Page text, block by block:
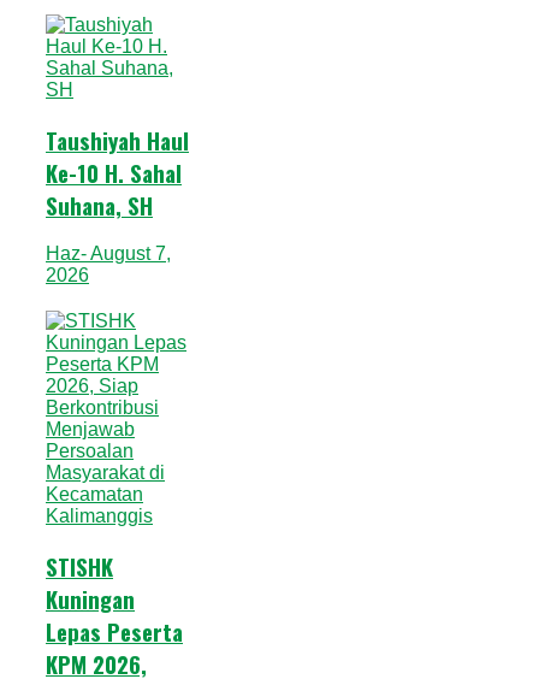
Taushiyah Haul
Ke-10 H. Sahal
Suhana, SH
Haz- August 7,
2026
STISHK
Kuningan
Lepas Peserta
KPM 2026,